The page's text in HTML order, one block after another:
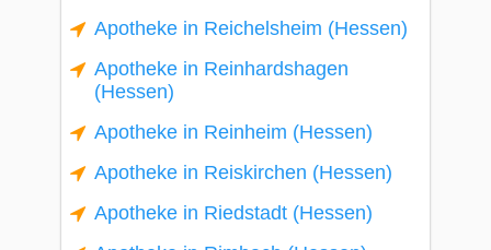
Apotheke in Reichelsheim (Hessen)
Apotheke in Reinhardshagen
(Hessen)
Apotheke in Reinheim (Hessen)
Apotheke in Reiskirchen (Hessen)
Apotheke in Riedstadt (Hessen)